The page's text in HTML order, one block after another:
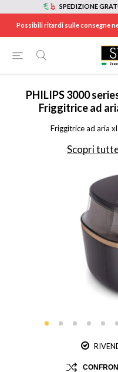
SPEDIZIONE
Possibili ritardi sulle consegne
PHILIPS3000
Friggitrice ad
Friggitrice ad aria
Scopri